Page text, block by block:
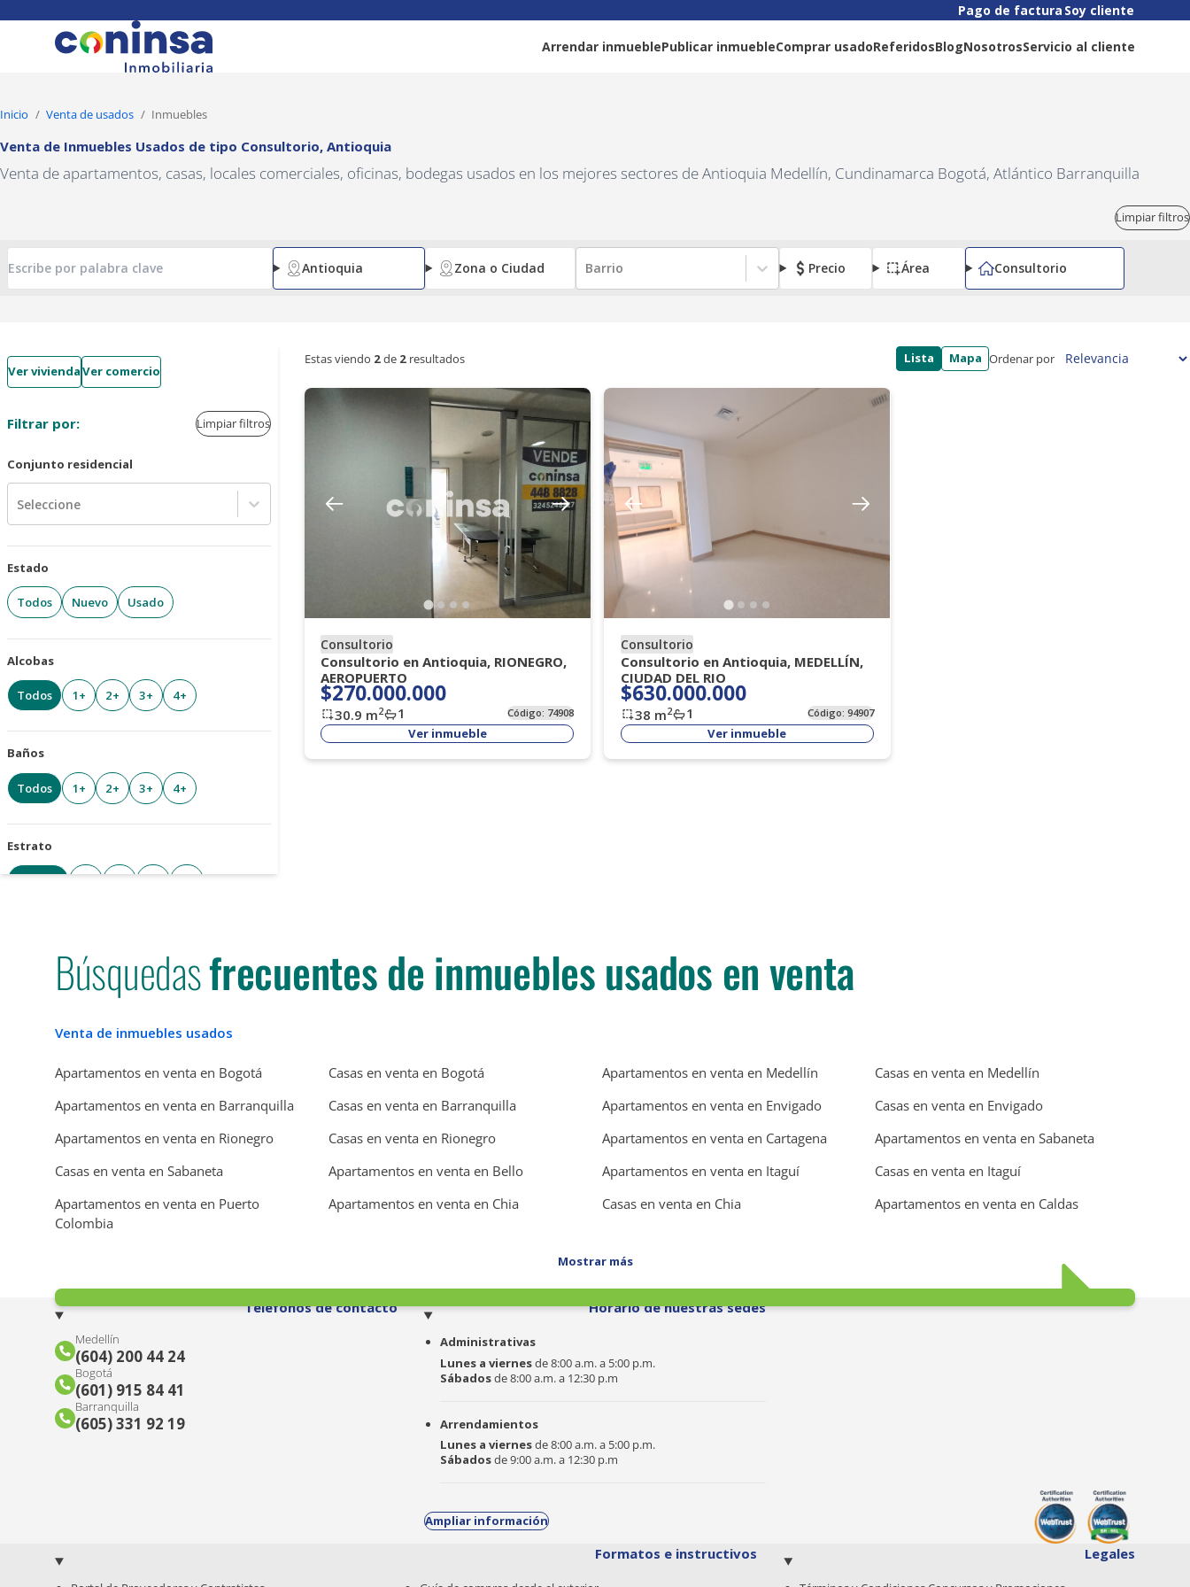
Pago de factura Soy cliente
Arrendar inmueblePublicar inmuebleComprar usadoReferidosBlogNosotrosServicio al cliente
Inicio Venta de usados Inmuebles
Venta de Inmuebles Usados de tipo Consultorio, Antioquia
Venta de apartamentos, casas, locales comerciales, oficinas, bodegas usados en los mejores sectores de Antioquia Medellín, Cundinamarca Bogotá, Atlántico Barranquilla
Limpiar filtros
Antioquia Zona o Ciudad Barrio Precio Área Consultorio
Ver viviendaVer comercio
Filtrar por: Limpiar filtros
Conjunto residencial
Seleccione
Estado
Todos Nuevo Usado
Alcobas
Todos 1+ 2+ 3+ 4+
Baños
Todos 1+ 2+ 3+ 4+
Estrato
1+ 2+ 3+ 4+
Tipo de parqueadero
Seleccione
Antigüedad de la propiedad
Seleccione
() Porteria 7 X 24 H
Porteria 7 X 12 (2) Porteria Dia
Estas viendo 2de 2resultados Lista Mapa Ordenar por
Consultorio
Consultorio en Antioquia, RIONEGRO,
AEROPUERTO
$270.000.000
30.9 m2 1 Código: 74908
Ver inmueble
Consultorio
Consultorio en Antioquia, MEDELLÍN,
CIUDAD DEL RIO
$630.000.000
38 m2 1 Código: 94907
Ver inmueble
Búsquedasfrecuentes de inmuebles usados en venta
Venta de inmuebles usados
Apartamentos en venta en Bogotá Casas en venta en Bogotá Apartamentos en venta en Medellín
Casas en venta en Medellín
Apartamentos en venta en Barranquilla
Casas en venta en Barranquilla Apartamentos en venta en Envigado
Casas en venta en Envigado
Apartamentos en venta en Rionegro
Casas en venta en Rionegro Apartamentos en venta en Cartagena
Apartamentos en venta en Sabaneta
Casas en venta en Sabaneta
Apartamentos en venta en Bello Apartamentos en venta en Itaguí
Casas en venta en Itaguí
Apartamentos en venta en Puerto
Colombia
Apartamentos en venta en Chia Casas en venta en Chia Apartamentos en venta en Caldas
Mostrar más
Teléfonos de contacto
Medellín
(604) 200 44 24
Bogotá
(601) 915 84 41
Barranquilla
(605) 331 92 19
Horario de nuestras sedes
Administrativas
Lunes a viernesde 8:00 a.m. a 5:00 p.m.
Sábadosde 8:00 a.m. a 12:30 p.m
Arrendamientos
Lunes a viernesde 8:00 a.m. a 5:00 p.m.
Sábadosde 9:00 a.m. a 12:30 p.m
Ampliar información
Formatos e instructivos Legales